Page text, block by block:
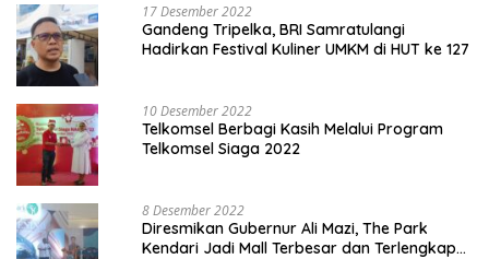
17 Desember 2022
Gandeng Tripelka, BRI Samratulangi
Hadirkan Festival Kuliner UMKM di HUT ke 127
10 Desember 2022
Telkomsel Berbagi Kasih Melalui Program
Telkomsel Siaga 2022
8 Desember 2022
Diresmikan Gubernur Ali Mazi, The Park
Kendari Jadi Mall Terbesar dan Terlengkap